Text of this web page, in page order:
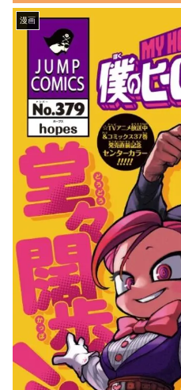
磁気嵐、地球由来のイオンが
主導…JAXAの衛星「あらせ」
が観測！
舌を絡ませて、唾液交換して
── ちゅっちゅしながらの濃厚
エッ画像♪
海外「日本よ、お前がナンバ
ーワンだ」 熊本地震直後の日
本の対応のスピードに世界が衝
【画像】顔100点、体30点の
女ｗｗｗ
Powered by livedoor 相互RSS
漫画